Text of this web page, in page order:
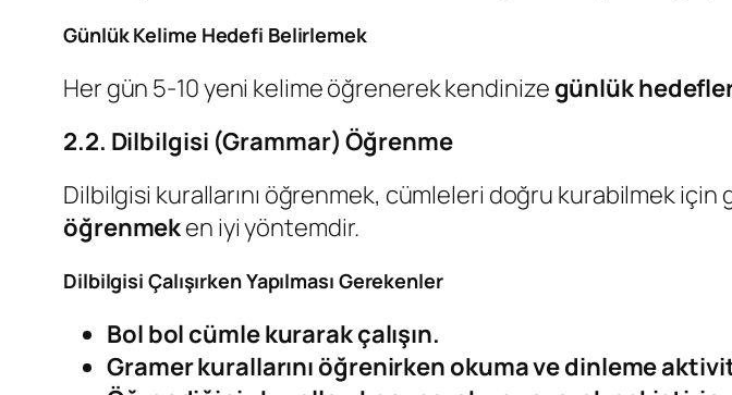
Günlük Kelime Hedefi Belirlemek
Her gün 5-10 yeni kelime öğrenerek kendinize günlük
2.2. Dilbilgisi (Grammar) Öğrenme
Dilbilgisi kurallarını öğrenmek, cümleleri doğru kurabilmek için
öğrenmeken iyi yöntemdir.
Dilbilgisi Çalışırken Yapılması Gerekenler
Bol bol cümle kurarak çalışın.
Gramer kurallarını öğrenirken okuma ve dinleme